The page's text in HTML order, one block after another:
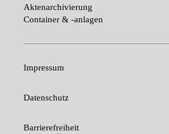
Aktenarchivierung
Container & -anlagen
Impressum
Datenschutz
Barrierefreiheit